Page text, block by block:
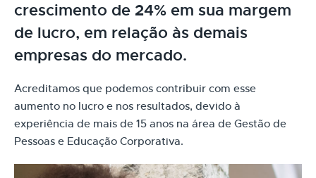
crescimento de 24% em sua margem
de lucro, em relação às demais
empresas do mercado.
Acreditamos que podemos contribuir com esse
aumento no lucro e nos resultados, devido à
experiência de mais de 15 anos na área de Gestão de
Pessoas e Educação Corporativa.